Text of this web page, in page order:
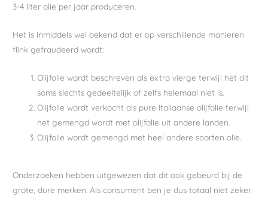
3-4 liter olie per jaar produceren.
Het is inmiddels wel bekend dat er op verschillende manieren
flink gefraudeerd wordt:
Olijfolie wordt beschreven als extra vierge terwijl het dit
soms slechts gedeeltelijk of zelfs helemaal niet is.
Olijfolie wordt verkocht als pure Italiaanse olijfolie terwijl
het gemengd wordt met olijfolie uit andere landen.
Olijfolie wordt gemengd met heel andere soorten olie.
Onderzoeken hebben uitgewezen dat dit ook gebeurd bij de
grote, dure merken. Als consument ben je dus totaal niet zeker